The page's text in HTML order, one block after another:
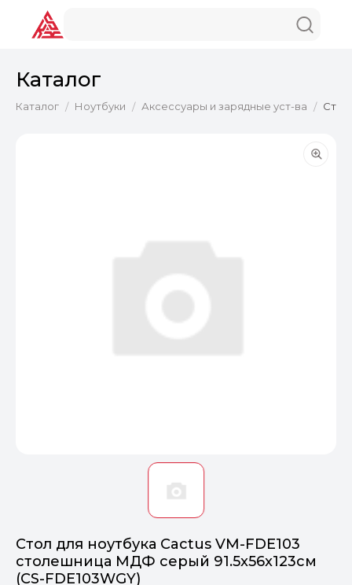
Каталог
Каталог / Ноутбуки / Аксессуары и зарядные уст-ва / Стол
Стол для ноутбука Cactus VM-FDE103
столешница МДФ серый 91.5x56x123см
(CS-FDE103WGY)